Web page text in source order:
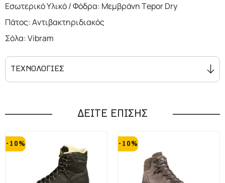
Εσωτερικό Υλικό / Φόδρα: Μεμβράνη Tepor Dry
Πάτος: Αντιβακτηριδιακός
Σόλα: Vibram
ΤΕΧΝΟΛΟΓΙΕΣ
από φυσικό πρωτογενές καουτσούκ
ενώ παράλληλα έχει υψηλό
συντελεστή πρόσφυσης με
αποτέλεσμα να ''γαντζώνεται'' σε
ΔΕΙΤΕ ΕΠΙΣΗΣ
-10% -10%